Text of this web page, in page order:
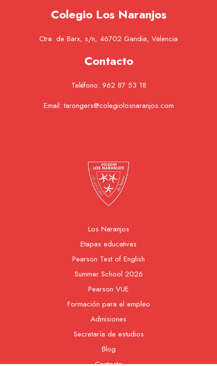
Colegio Los Naranjos
Ctra. de Barx, s/n, 46702 Gandia, Valencia
Contacto
Teléfono: 962 87 53 18
Email:tarongers@colegiolosnaranjos.com
Los Naranjos
Etapas educativas
Pearson Test of English
Summer School 2026
Pearson VUE
Formación para el empleo
Admisiones
Secretaría de estudios
Blog